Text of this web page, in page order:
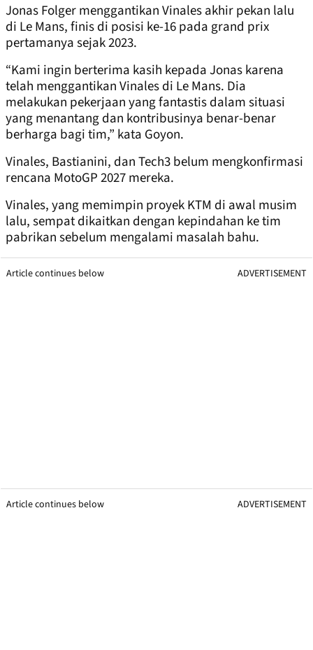
Jonas Folger menggantikan Vinales akhir pekan lalu
di Le Mans, finis di posisi ke-16 pada grand prix
pertamanya sejak 2023.
“Kami ingin berterima kasih kepada Jonas karena
telah menggantikan Vinales di Le Mans. Dia
melakukan pekerjaan yang fantastis dalam situasi
yang menantang dan kontribusinya benar-benar
berharga bagi tim,” kata Goyon.
Vinales, Bastianini, dan Tech3 belum mengkonfirmasi
rencana MotoGP 2027 mereka.
Vinales, yang memimpin proyek KTM di awal musim
lalu, sempat dikaitkan dengan kepindahan ke tim
pabrikan sebelum mengalami masalah bahu.
Article continues below ADVERTISEMENT
Article continues below ADVERTISEMENT